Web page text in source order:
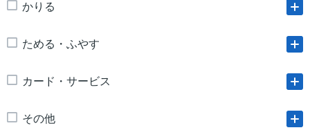
かりる
ためる・ふやす
カード・サービス
その他